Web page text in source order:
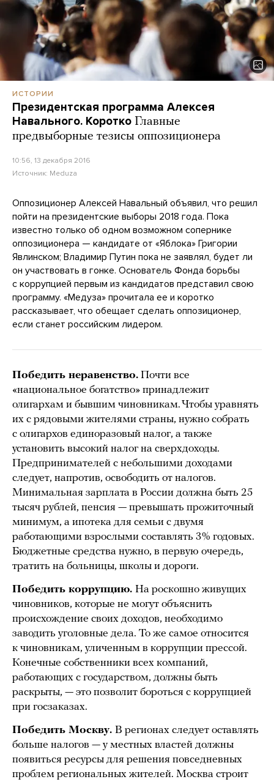
ИСТОРИИ
Президентская программа Алексея
Навального. Коротко Главные
предвыборные тезисы оппозиционера
10:56, 13 декабря 2016
Источник: Meduza
Оппозиционер Алексей Навальный объявил, что решил
пойти на президентские выборы 2018 года. Пока
известно только об одном возможном сопернике
оппозиционера — кандидате от «Яблока» Григории
Явлинском; Владимир Путин пока не заявлял, будет ли
он участвовать в гонке. Основатель Фонда борьбы
с коррупцией первым из кандидатов представил свою
программу. «Медуза» прочитала ее и коротко
рассказывает, что обещает сделать оппозиционер,
если станет российским лидером.
Победить неравенство. Почти все
«национальное богатство» принадлежит
олигархам и бывшим чиновникам. Чтобы уравнять
их с рядовыми жителями страны, нужно собрать
с олигархов единоразовый налог, а также
установить высокий налог на сверхдоходы.
Предпринимателей с небольшими доходами
следует, напротив, освободить от налогов.
Минимальная зарплата в России должна быть 25
тысяч рублей, пенсия — превышать прожиточный
минимум, а ипотека для семьи с двумя
работающими взрослыми составлять 3% годовых.
Бюджетные средства нужно, в первую очередь,
тратить на больницы, школы и дороги.
Победить коррупцию. На роскошно живущих
чиновников, которые не могут объяснить
происхождение своих доходов, необходимо
заводить уголовные дела. То же самое относится
к чиновникам, уличенным в коррупции прессой.
Конечные собственники всех компаний,
работающих с государством, должны быть
раскрыты, — это позволит бороться с коррупцией
при госзаказах.
Победить Москву. В регионах следует оставлять
больше налогов — у местных властей должны
появиться ресурсы для решения повседневных
проблем региональных жителей. Москва строит